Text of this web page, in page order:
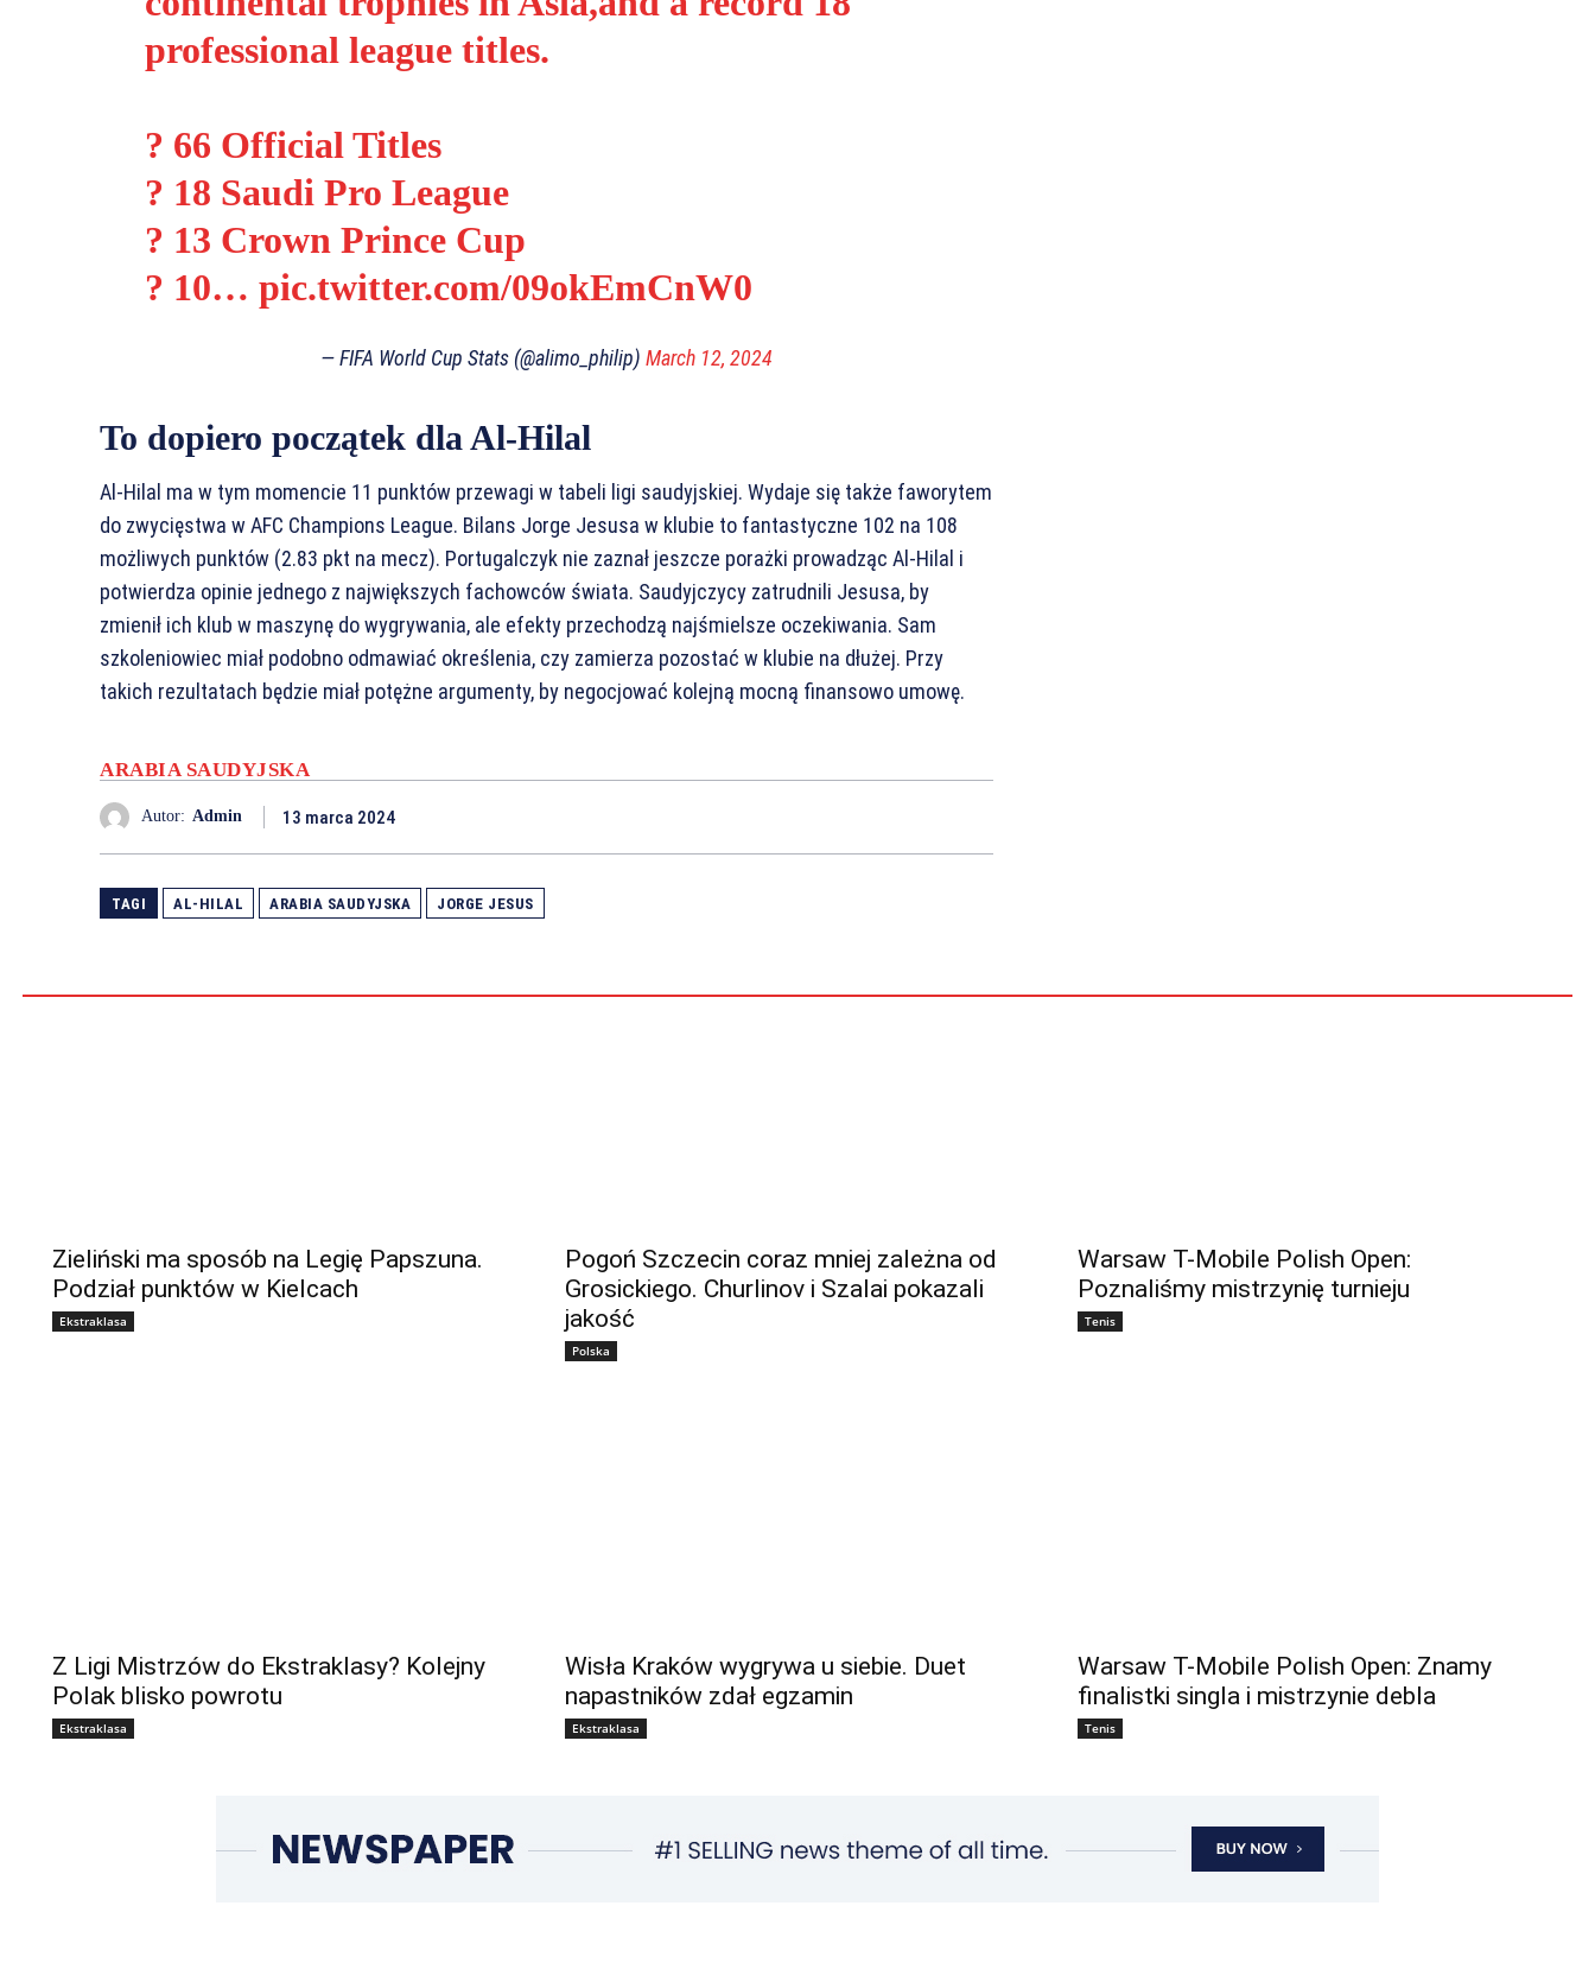
professional league titles.
? 66 Official Titles
? 18 Saudi Pro League
? 13 Crown Prince Cup
? 10… pic.twitter.com/09okEmCnW0
— FIFA World Cup Stats (@alimo_philip) March 12, 2024
To dopiero początek dla Al-Hilal
Al-Hilal ma w tym momencie 11 punktów przewagi w tabeli ligi saudyjskiej. Wydaje się także faworytem
do zwycięstwa w AFC Champions League. Bilans Jorge Jesusa w klubie to fantastyczne 102 na 108
możliwych punktów (2.83 pkt na mecz). Portugalczyk nie zaznał jeszcze porażki prowadząc Al-Hilal i
potwierdza opinie jednego z największych fachowców świata. Saudyjczycy zatrudnili Jesusa, by
zmienił ich klub w maszynę do wygrywania, ale efekty przechodzą najśmielsze oczekiwania. Sam
szkoleniowiec miał podobno odmawiać określenia, czy zamierza pozostać w klubie na dłużej. Przy
takich rezultatach będzie miał potężne argumenty, by negocjować kolejną mocną finansowo umowę.
ARABIA SAUDYJSKA
Autor: Admin 13 marca 2024
TAGI AL-HILAL ARABIA SAUDYJSKA JORGE JESUS
Zieliński ma sposób na Legię Papszuna.
Podział punktów w Kielcach
Ekstraklasa
Pogoń Szczecin coraz mniej zależna od
Grosickiego. Churlinov i Szalai pokazali
jakość
Polska
Warsaw T-Mobile Polish Open:
Poznaliśmy mistrzynię turnieju
Tenis
Z Ligi Mistrzów do Ekstraklasy? Kolejny
Polak blisko powrotu
Ekstraklasa
Wisła Kraków wygrywa u siebie. Duet
napastników zdał egzamin
Ekstraklasa
Warsaw T-Mobile Polish Open: Znamy
finalistki singla i mistrzynie debla
Tenis